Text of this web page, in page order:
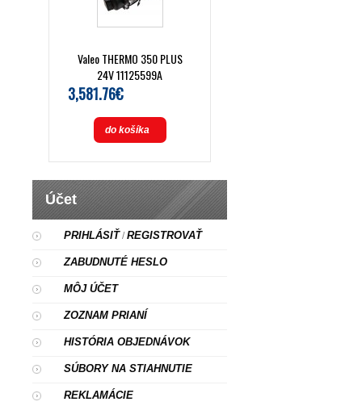
Valeo THERMO 350 PLUS
24V 11125599A
3,581.76€
do košíka
Účet
PRIHLÁSIŤ/REGISTROVAŤ
ZABUDNUTÉ HESLO
MÔJ ÚČET
ZOZNAM PRIANÍ
HISTÓRIA OBJEDNÁVOK
SÚBORY NA STIAHNUTIE
REKLAMÁCIE